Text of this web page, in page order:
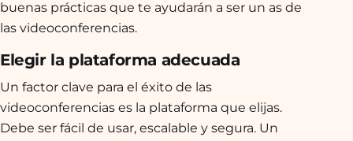
buenas prácticas que te ayudarán a ser un as de
las videoconferencias.
Elegir la plataforma adecuada
Un factor clave para el éxito de las
videoconferencias es la plataforma que elijas.
Debe ser fácil de usar, escalable y segura. Un